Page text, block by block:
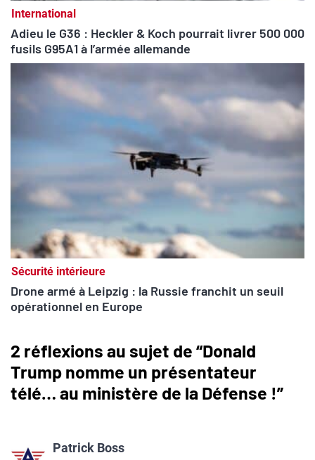
International
Adieu le G36 : Heckler & Koch pourrait livrer 500 000
fusils G95A1 à l’armée allemande
Sécurité intérieure
Drone armé à Leipzig : la Russie franchit un seuil
opérationnel en Europe
2 réflexions au sujet de “Donald
Trump nomme un présentateur
télé… au ministère de la Défense !”
Patrick Boss